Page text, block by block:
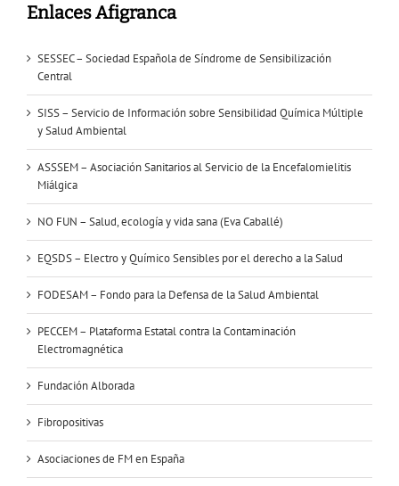
Enlaces Afigranca
SESSEC – Sociedad Española de Síndrome de Sensibilización
Central
SISS – Servicio de Información sobre Sensibilidad Química Múltiple
y Salud Ambiental
ASSSEM – Asociación Sanitarios al Servicio de la Encefalomielitis
Miálgica
NO FUN – Salud, ecología y vida sana (Eva Caballé)
EQSDS – Electro y Químico Sensibles por el derecho a la Salud
FODESAM – Fondo para la Defensa de la Salud Ambiental
PECCEM – Plataforma Estatal contra la Contaminación
Electromagnética
Fundación Alborada
Fibropositivas
Asociaciones de FM en España